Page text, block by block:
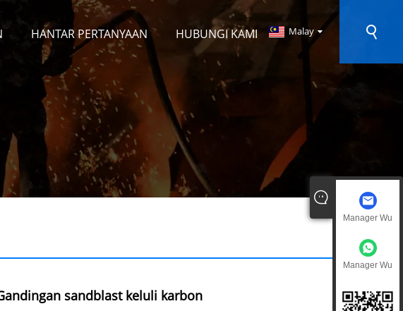
HANTAR PERTANYAAN HUBUNGI KAMI Malay
sandblast keluli karbon
Manager Wu
Manager Wu